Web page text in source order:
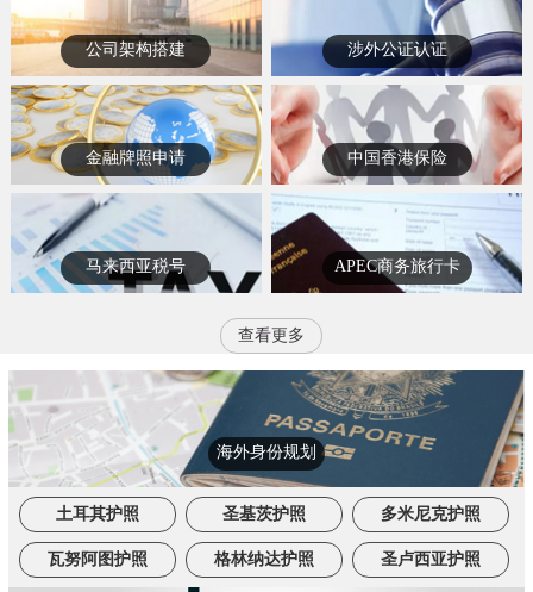
公司架构搭建 涉外公证认证
金融牌照申请 中国香港保险
马来西亚税号 APEC商务旅行卡
查看更多
海外身份规划
土耳其护照 圣基茨护照 多米尼克护照
瓦努阿图护照 格林纳达护照 圣卢西亚护照